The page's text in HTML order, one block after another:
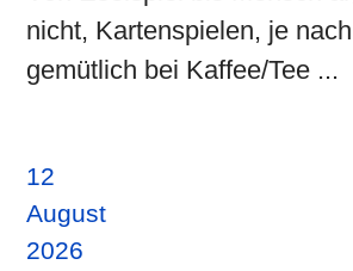
nicht, Kartenspielen, je
gemütlich bei Kaffee/Tee ...
12
August
2026